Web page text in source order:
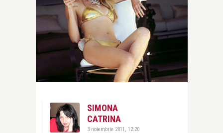
SIMONA
CATRINA
3 noiembrie 2011, 12:20